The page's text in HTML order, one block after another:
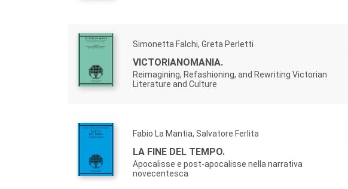
Simonetta Falchi, Greta Perletti
VICTORIANOMANIA.
Reimagining, Refashioning, and Rewriting Victorian
Literature and Culture
Fabio La Mantia, Salvatore Ferlita
LA FINE DEL TEMPO.
Apocalisse e post-apocalisse nella narrativa
novecentesca